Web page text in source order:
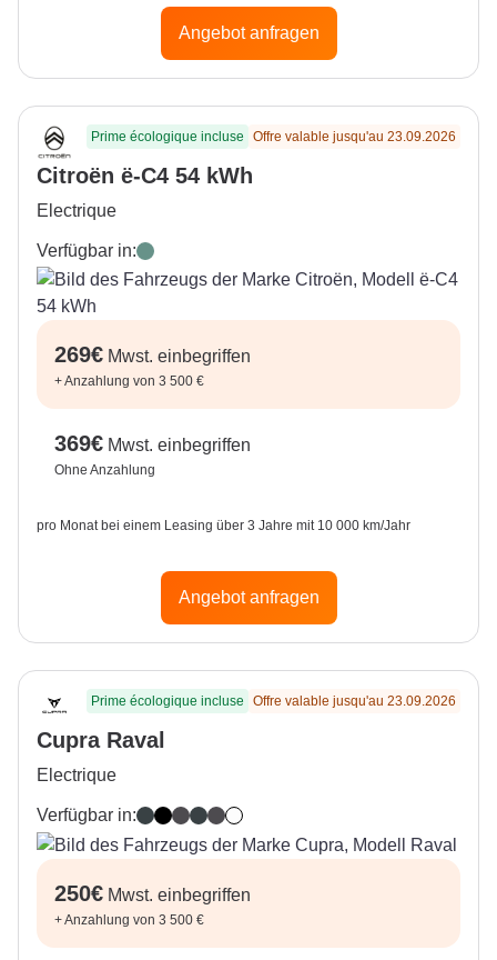
Angebot anfragen
Prime écologique incluse Offre valable jusqu'au 23.09.2026
Citroën ë-C4 54 kWh
Electrique
Verfügbar in:Manhattan Green
269€ Mwst. einbegriffen
+Anzahlung von 3 500 €
369€ Mwst. einbegriffen
Ohne Anzahlung
pro Monat bei einem Leasing über 3 Jahre mit 10 000 km/Jahr
Angebot anfragen
Prime écologique incluse Offre valable jusqu'au 23.09.2026
Cupra Raval
Electrique
Verfügbar in:Fiord Blue
Midnight Black
Magnetic Tech
Fiord Blue / Midnight Black
Magnetic Tech / Midnight Black
Nevada White
250€ Mwst. einbegriffen
+Anzahlung von 3 500 €